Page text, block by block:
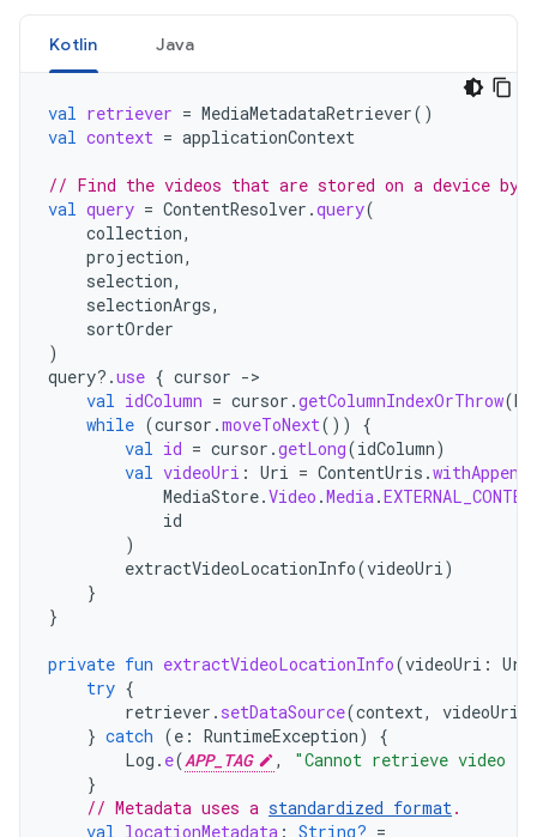
Kotlin Java
val retriever = MediaMetadataRetriever()
val context = applicationContext
// Find the videos that are stored on a device by
val query = ContentResolver .query(
collection,
projection,
selection,
selectionArgs,
sortOrder
)
query?.use { cursor -
val idColumn = cursor .getColumnIndexOrThrow(
while (cursor .moveToNext())
{
val id = cursor .getLong(idColumn)
val videoUri : Uri = ContentUris .
MediaStore.Video .Media.
id
)
extractVideoLocationInfo(videoUri)
}
}
private fun extractVideoLocationInfo(videoUri : Uri
try {
retriever . setDataSource(context, videoUri
} catch (e : RuntimeException)
{
Log . e(APP_TAG ,
"Cannot retrieve video
}
// Metadata uses a standardized format.
val locationMetadata : String? =